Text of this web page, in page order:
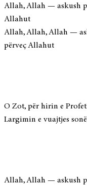
Allah, Allah — askush
Allahut
Allah, Allah, Allah —
përveç Allahut
O Zot, për hirin e
Largimin e vuajtjes
Allah, Allah — askush